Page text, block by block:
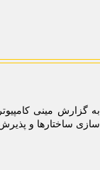
سازی ساختارها و